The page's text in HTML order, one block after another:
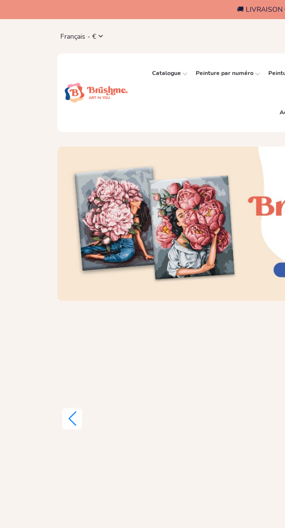
🚚 LIVRAISON
Français - €
Catalogue Peinture par numéro